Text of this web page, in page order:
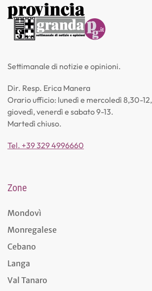
Settimanale di notizie e opinioni.
Dir. Resp. Erica Manera
Orario ufficio: lunedì e mercoledì 8,30-12,
giovedì, venerdì e sabato 9-13.
Martedì chiuso.
Tel. +39 329 4996660
Zone
Mondovì
Monregalese
Cebano
Langa
Val Tanaro